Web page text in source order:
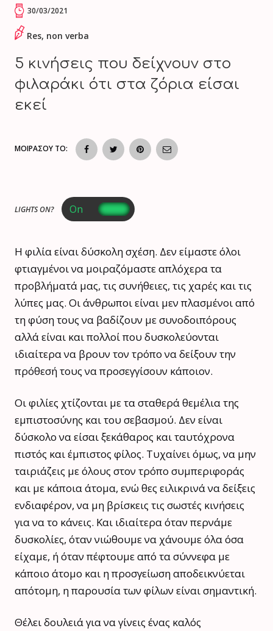
30/03/2021
Res, non verba
5 κινήσεις που δείχνουν στο
φιλαράκι ότι στα ζόρια είσαι
εκεί
ΜΟΙΡΑΣΟΥ ΤΟ:
LIGHTS ON?
Η φιλία είναι δύσκολη σχέση. Δεν είμαστε όλοι
φτιαγμένοι να μοιραζόμαστε απλόχερα τα
προβλήματά μας, τις συνήθειες, τις χαρές και τις
λύπες μας. Οι άνθρωποι είναι μεν πλασμένοι από
τη φύση τους να βαδίζουν με συνοδοιπόρους
αλλά είναι και πολλοί που δυσκολεύονται
ιδιαίτερα να βρουν τον τρόπο να δείξουν την
πρόθεσή τους να προσεγγίσουν κάποιον.
Οι φιλίες χτίζονται με τα σταθερά θεμέλια της
εμπιστοσύνης και του σεβασμού. Δεν είναι
δύσκολο να είσαι ξεκάθαρος και ταυτόχρονα
πιστός και έμπιστος φίλος. Τυχαίνει όμως, να μην
ταιριάζεις με όλους στον τρόπο συμπεριφοράς
και με κάποια άτομα, ενώ θες ειλικρινά να δείξεις
ενδιαφέρον, να μη βρίσκεις τις σωστές κινήσεις
για να το κάνεις. Και ιδιαίτερα όταν περνάμε
δυσκολίες, όταν νιώθουμε να χάνουμε όλα όσα
είχαμε, ή όταν πέφτουμε από τα σύννεφα με
κάποιο άτομο και η προσγείωση αποδεικνύεται
απότομη, η παρουσία των φίλων είναι σημαντική.
Θέλει δουλειά για να γίνεις ένας καλός